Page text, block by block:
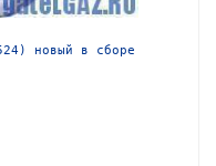
новый в сборе